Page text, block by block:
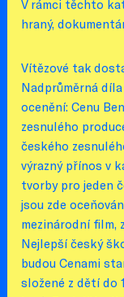
V rámci těchto
hraný,
Vítězové tak
Nadprůměrná
ocenění: Cenu
zesnulého
českého
výrazný přínos v
tvorby pro jeden
jsou zde
mezinárodní film,
Nejlepší český
budou Cenami
složené z dětí do